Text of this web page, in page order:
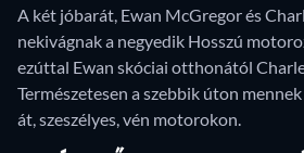
A két jóbarát, Ewan McGregor és
nekivágnak a negyedik Hosszú
ezúttal Ewan skóciai otthonától
Természetesen a szebbik úton
át, szeszélyes, vén motorokon.